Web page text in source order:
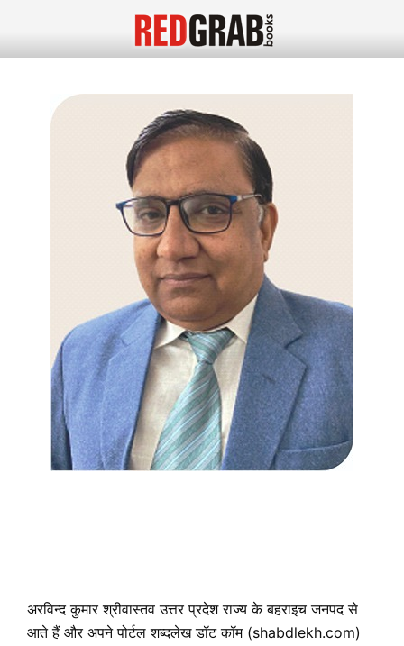
अरविन्द कुमार श्रीवास्तव उत्तर प्रदेश राज्य के बहराइच जनपद से
आते हैं और अपने पोर्टल शब्दलेख डॉट कॉम (shabdlekh.com)